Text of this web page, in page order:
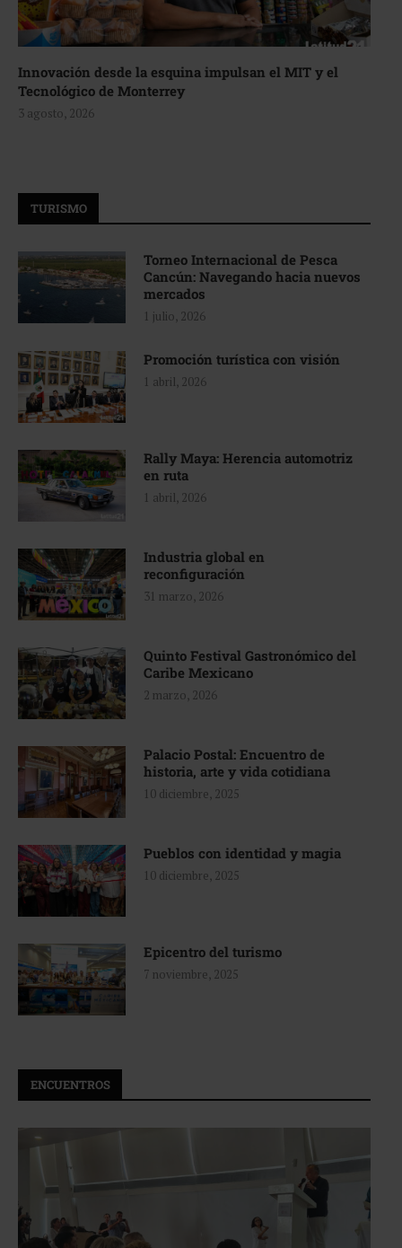
Innovación desde la esquina impulsan el MIT y el
Tecnológico de Monterrey
3 agosto, 2026
TURISMO
Torneo Internacional de Pesca
Cancún: Navegando hacia nuevos
mercados
1 julio, 2026
Promoción turística con visión
1 abril, 2026
Rally Maya: Herencia automotriz
en ruta
1 abril, 2026
Industria global en
reconfiguración
31 marzo, 2026
Quinto Festival Gastronómico del
Caribe Mexicano
2 marzo, 2026
Palacio Postal: Encuentro de
historia, arte y vida cotidiana
10 diciembre, 2025
Pueblos con identidad y magia
10 diciembre, 2025
Epicentro del turismo
7 noviembre, 2025
ENCUENTROS